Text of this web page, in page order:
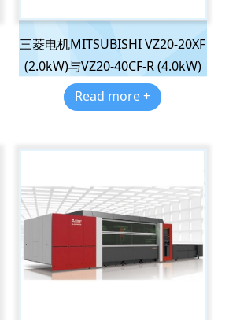
三菱电机MITSUBISHI VZ20-20XF
(2.0kW)与VZ20-40CF-R (4.0kW)
Read more +